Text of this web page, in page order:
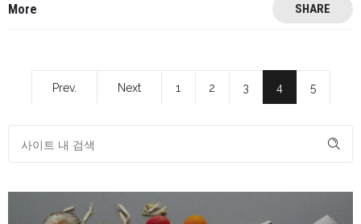
More SHARE
Prev. Next 1 2 3 4 5